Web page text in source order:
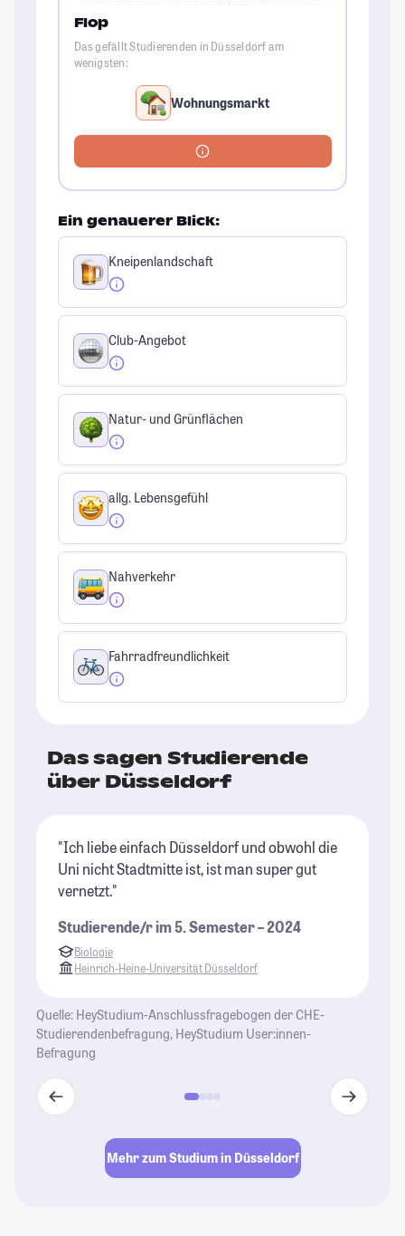
Flop
Das gefällt Studierenden in Düsseldorf am
wenigsten:
Wohnungsmarkt
Ein genauerer Blick:
Kneipenlandschaft
Club-Angebot
Natur- und Grünflächen
allg. Lebensgefühl
Nahverkehr
Fahrradfreundlichkeit
Das sagen Studierende
über Düsseldorf
"Ich liebe einfach Düsseldorf und obwohl die
Uni nicht Stadtmitte ist, ist man super gut
vernetzt."
Studierende/r im 5. Semester – 2024
Biologie
Heinrich-Heine-Universität Düsseldorf
Quelle: HeyStudium-Anschlussfragebogen der CHE-
Studierendenbefragung, HeyStudium User:innen-
Befragung
Mehr zum Studium in Düsseldorf